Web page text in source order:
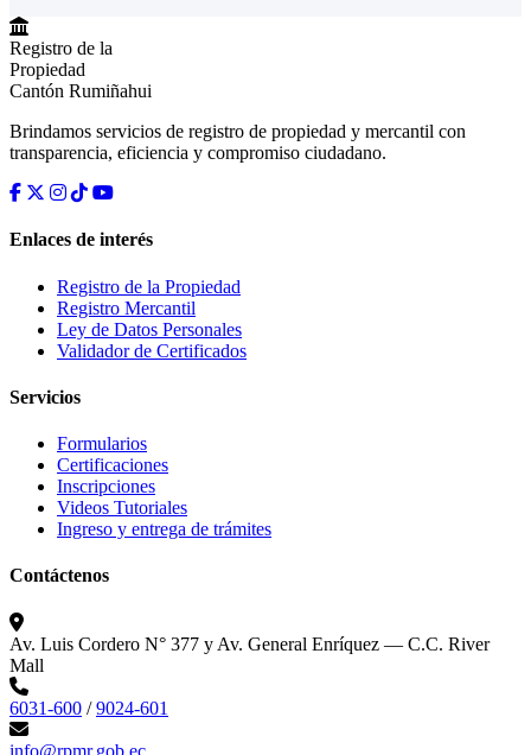
Registro de la
Propiedad
Cantón Rumiñahui
Brindamos servicios de registro de propiedad y mercantil con
transparencia, eficiencia y compromiso ciudadano.
Enlaces de interés
Registro de la Propiedad
Registro Mercantil
Ley de Datos Personales
Validador de Certificados
Servicios
Formularios
Certificaciones
Inscripciones
Videos Tutoriales
Ingreso y entrega de trámites
Contáctenos
Av. Luis Cordero N° 377 y Av. General Enríquez — C.C. River
Mall
6031-600 /9024-601
info@rpmr.gob.ec